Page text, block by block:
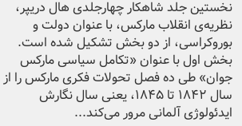
نخستین جلد شاهکار چهارجلدی هال دریپر،
نظریه‌ی انقلاب مارکس، با عنوان دولت و
بوروکراسی، از دو بخش تشکیل شده است.
بخش اول با عنوان «تکامل سیاسی مارکس
جوان» طی ده فصل تحولات فکری مارکس را از
سال ۱۸۴۲ تا ۱۸۴۵، یعنی سال نگارش
ایدئولوژی آلمانی مرور می‌کند...